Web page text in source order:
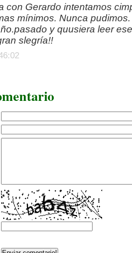
con Gerardo intentamos
mínimos. Nunca
y quusiera leer
slegría!!